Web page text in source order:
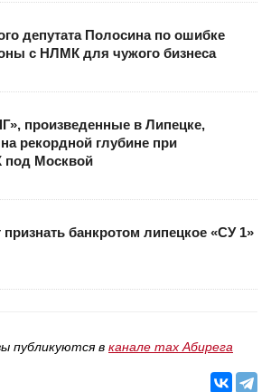
депутата Полосина по ошибке
с НЛМК для чужого бизнеса
произведенные в Липецке,
рекордной глубине при
под Москвой
банкротом липецкое «СУ 1»
публикуются в канале max Абирега